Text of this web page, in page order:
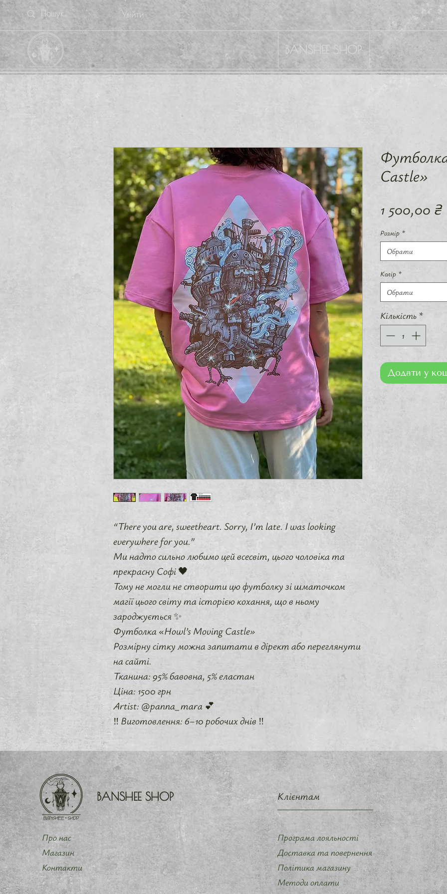
Увійти
BANSHEE SHOP
“There you are, sweetheart. Sorry, I’m late. I was looking
everywhere for you.”
Ми надто сильно любимо цей всесвіт, цього чоловіка та
прекрасну Софі 🖤
Тому не могли не створити цю футболку зі шматочком
магії цього світу та історією кохання, що в ньому
зароджується ✨
Футболка «Howl’s Moving Castle»
Розмірну сітку можна запитати в дірект або переглянути
на сайті.
Тканина: 95% бавовна, 5% еластан
Ціна: 1500 грн
Artist: @panna_mara 💕
‼️ Виготовлення: 6–10 робочих днів ‼️
Castle»
1 500,00 ₴
Розмір *
Обрати
Колір *
Обрати
Кількість *
Додати у
BANSHEE SHOP
Про нас
Магазин
Контакти
Клієнтам
Програма лояльності
Доставка та повернення
Політика магазину
Методи оплати